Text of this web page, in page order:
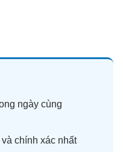
ngày cùng
chính xác nhất